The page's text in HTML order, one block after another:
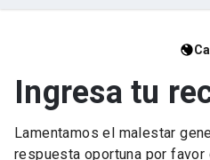
Ingresa tu
Lamentamos el malestar
respuesta oportuna por